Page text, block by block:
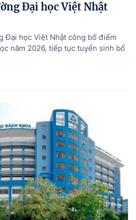
Đại học Việt Nhật
Đại học Việt Nhật công bố điểm
năm 2026, tiếp tục tuyển sinh bổ